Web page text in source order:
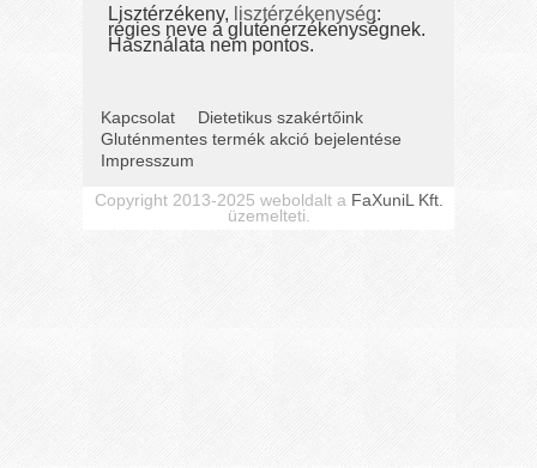
Lisztérzékeny, lisztérzékenység:
régies neve a gluténérzékenységnek.
Használata nem pontos.
Kapcsolat
Dietetikus szakértőink
Gluténmentes termék akció bejelentése
Impresszum
Copyright 2013-2025 weboldalt a FaXuniL Kft.
üzemelteti.